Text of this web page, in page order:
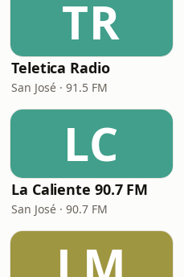
TR
Teletica Radio
San José · 91.5 FM
LC
La Caliente 90.7 FM
San José · 90.7 FM